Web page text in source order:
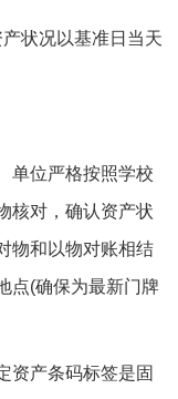
状况以基准日当天
单位严格按照学校
核对，确认资产状
物和以物对账相结
点(确保为最新门牌
资产条码标签是固